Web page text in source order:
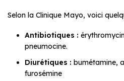
Selon la Clinique Mayo, voici
Antibiotiques :
pneumocine.
Diurétiques : bumétamine,
furosémine